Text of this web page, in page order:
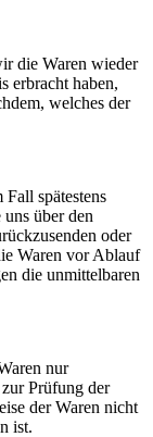
die Waren wieder
erbracht haben,
welches der
spätestens
über den
oder
Waren vor Ablauf
die unmittelbaren
nur
Prüfung der
der Waren nicht
ist.